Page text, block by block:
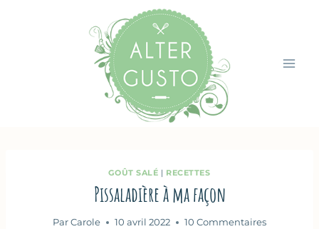
GOÛT SALÉ | RECETTES
Pissaladière à ma façon
Par Carole 10 avril 2022 10 Commentaires